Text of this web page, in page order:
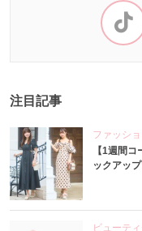
注目記事
ファッシ
【1週間
ックアッ
ビューテ